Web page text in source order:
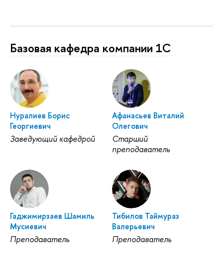
Базовая кафедра компании 1С
Нуралиев Борис
Георгиевич
Заведующий кафедрой
Афанасьев Виталий
Олегович
Старший
преподаватель
Гаджимирзаев Шамиль
Мусиевич
Преподаватель
Тибилов Таймураз
Валерьевич
Преподаватель